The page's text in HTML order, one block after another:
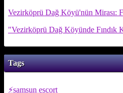
Vezirköprü Dağ Köyü'nün Mirası:
"Vezirköprü Dağ Köyünde Fındık
Tags
samsun escort